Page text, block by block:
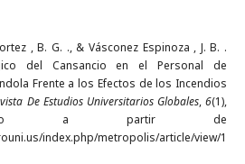
, B. G. ., & Vásconez Espinoza , J. B. .
del Cansancio en el Personal de
Frente a los Efectos de los Incendios
De Estudios Universitarios Globales,6(1),
a partir de
index.php/metropolis/article/view/1